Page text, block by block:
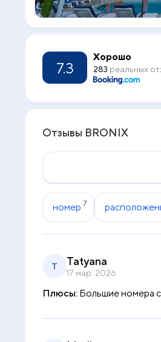
7.3
Хорошо
283 реальных
Отзывы BRONIX
номер 7
T Tatyana
17 мар. 2026
Плюсы: Большие номера